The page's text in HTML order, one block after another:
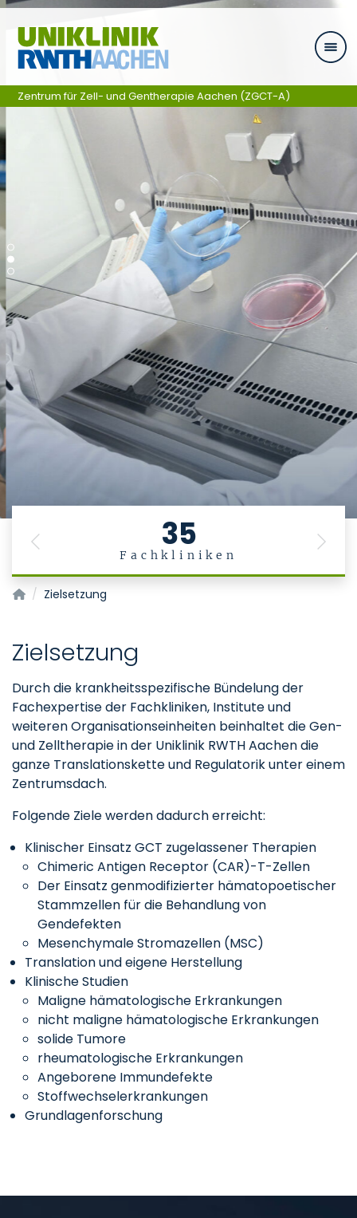
Ga naar navigatie
35
Fachkliniken
Previous Next
Zentrum für Zell- und Gentherapie Aachen (ZGCT-A)
Zentrum für Zell- und Gentherapie Aachen (ZGCT-A)
Zielsetzung
Zielsetzung
Durch die krankheitsspezifische Bündelung der
Fachexpertise der Fachkliniken, Institute und
weiteren Organisationseinheiten beinhaltet die Gen-
und Zelltherapie in der Uniklinik RWTH Aachen die
ganze Translationskette und Regulatorik unter einem
Zentrumsdach.
Folgende Ziele werden dadurch erreicht:
Klinischer Einsatz GCT zugelassener Therapien
Chimeric Antigen Receptor (CAR)-T-Zellen
Der Einsatz genmodifizierter hämatopoetischer
Stammzellen für die Behandlung von
Gendefekten
Mesenchymale Stromazellen (MSC)
Translation und eigene Herstellung
Klinische Studien
Maligne hämatologische Erkrankungen
nicht maligne hämatologische Erkrankungen
solide Tumore
rheumatologische Erkrankungen
Angeborene Immundefekte
Stoffwechselerkrankungen
Grundlagenforschung